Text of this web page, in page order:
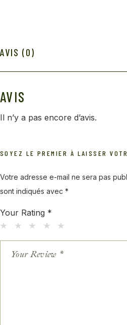
AVIS (0)
AVIS
Il n’y a pas encore d’avis.
SOYEZ LE PREMIER À LAISSER
Votre adresse e-mail ne sera pas
sont indiqués avec *
Your Rating *